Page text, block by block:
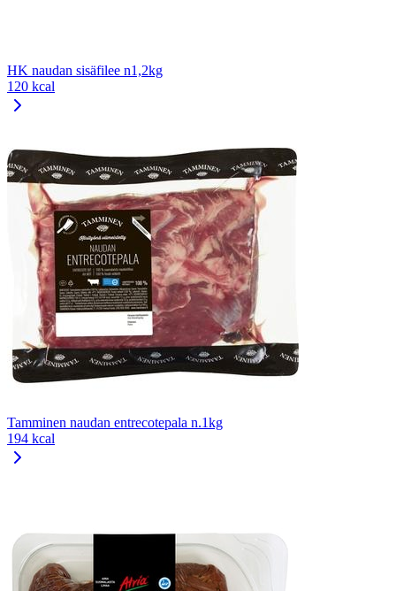
HK naudan sisäfilee n1,2kg
120 kcal
Tamminen naudan entrecotepala n.1kg
194 kcal